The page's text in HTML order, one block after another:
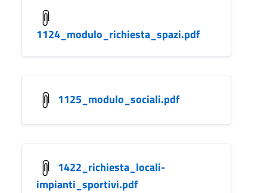
1124_modulo_richiesta_spazi.pdf
1125_modulo_sociali.pdf
1422_richiesta_locali-
impianti_sportivi.pdf